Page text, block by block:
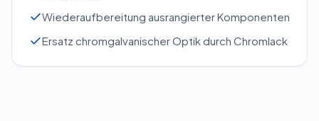
Wiederaufbereitung ausrangierter Komponenten
Ersatz chromgalvanischer Optik durch Chromlack